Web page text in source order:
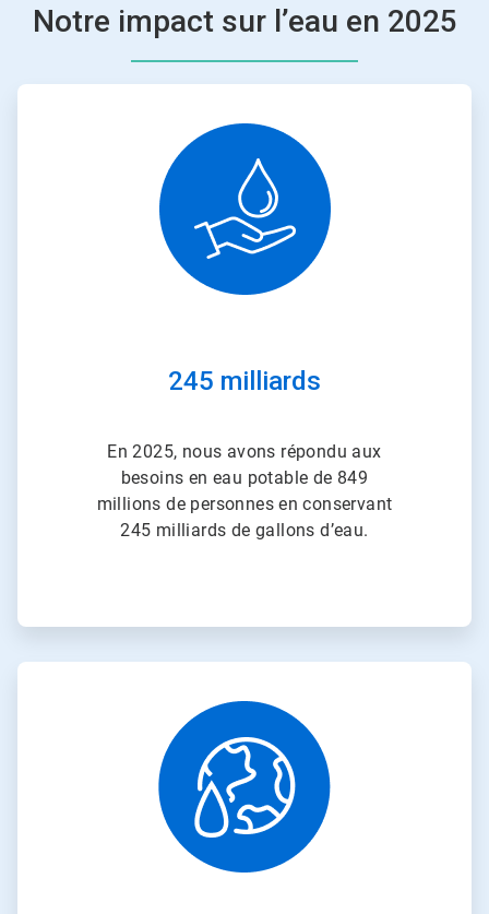
Notre impact sur l’eau en 2025
245 milliards
En 2025, nous avons répondu aux
besoins en eau potable de 849
millions de personnes en conservant
245 milliards de gallons d’eau.